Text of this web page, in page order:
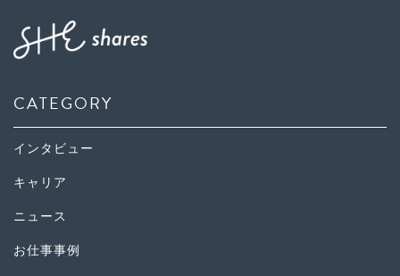
CATEGORY
インタビュー
キャリア
ニュース
お仕事事例